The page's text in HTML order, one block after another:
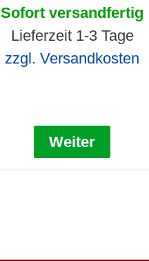
Sofort versandfertig
Lieferzeit 1-3 Tage
zzgl. Versandkosten
Weiter